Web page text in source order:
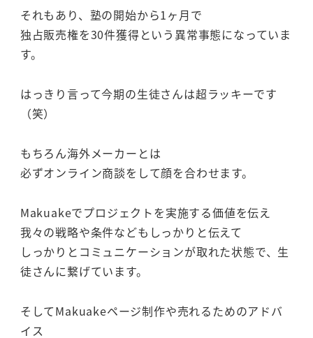
それもあり、塾の開始から1ヶ月で
独占販売権を30件獲得という異常事態になっていま
す。
はっきり言って今期の生徒さんは超ラッキーです
（笑）
もちろん海外メーカーとは
必ずオンライン商談をして顔を合わせます。
Makuakeでプロジェクトを実施する価値を伝え
我々の戦略や条件などもしっかりと伝えて
しっかりとコミュニケーションが取れた状態で、生
徒さんに繋げています。
そしてMakuakeページ制作や売れるためのアドバ
イス